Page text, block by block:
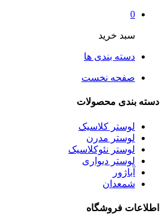
0
سبد خرید
دسته بندی ها
صفحه نخست
دسته بندی محصولات
لوستر کلاسیک
لوستر مدرن
لوستر نئوکلاسیک
لوستر دیواری
آباژور
شمعدان
اطلاعات فروشگاه